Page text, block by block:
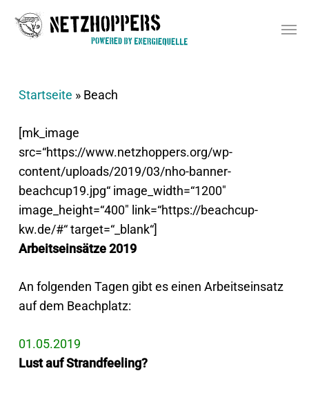
Startseite » Beach
[mk_image
src=“https://www.netzhoppers.org/wp-
content/uploads/2019/03/nho-banner-
beachcup19.jpg“ image_width=“1200″
image_height=“400″ link=“https://beachcup-
kw.de/#“ target=“_blank“]
Arbeitseinsätze 2019
An folgenden Tagen gibt es einen Arbeitseinsatz
auf dem Beachplatz:
01.05.2019
Lust auf Strandfeeling?